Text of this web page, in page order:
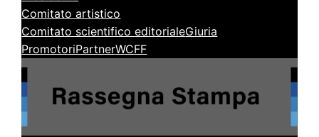
Comitato artistico
Comitato scientifico editorialeGiuria
PromotoriPartnerWCFF